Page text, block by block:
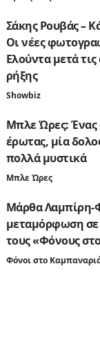
Σάκης Ρουβάς –
Οι νέες
Ελούντα μετά
ρήξης
Showbiz
Μπλε Ώρες: Ένας
έρωτας, μία
πολλά μυστικά
Μπλε Ώρες
Μάρθα Λαμπίρη-
μεταμόρφωση σε
τους «Φόνους
Φόνοι στο